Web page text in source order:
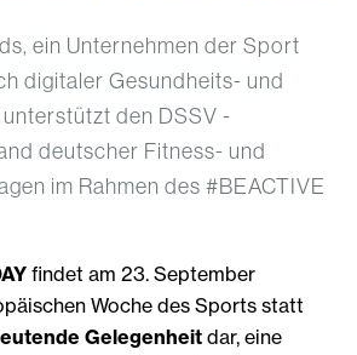
ein Unternehmen der Sport
digitaler Gesundheits- und
den DSSV -
deutscher Fitness- und
im Rahmen des #BEACTIVE
findet am 23. September
Woche des Sports statt
Gelegenheitdar, eine